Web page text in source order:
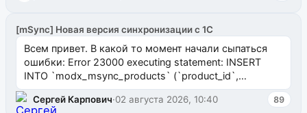
[mSync] Новая версия синхронизации с 1С
Всем привет. В какой то момент начали сыпаться
ошибки: Error 23000 executing statement: INSERT
INTO `modx_msync_products` (`product_id`,
`uuid_1c`) VALUES ...
Сергей Карпович·02 августа 2026, 10:40 89